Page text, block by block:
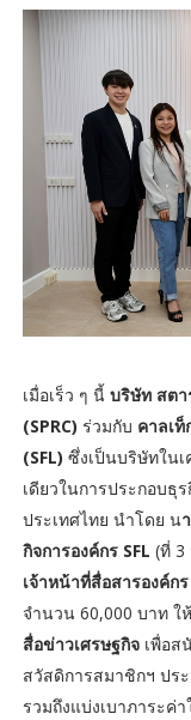
เมื่อเร็ว ๆ นี้ บริษัท สต
(SPRC) ร่วมกับ คาลเ
(SFL) ซึ่งเป็นบริษัทในเ
เดียวในการประกอบธุ
ประเทศไทย นำโดย น
กิจการองค์กร SFL (ที่ 3
เจ้าหน้าที่สื่อสารองค์กร
จำนวน 60,000 บาท ใ
สื่อข่าวเศรษฐกิจเพื่อส
สวัสดิการสมาชิกฯ ปร
รวมถึงแบ่งเบาภาระค่